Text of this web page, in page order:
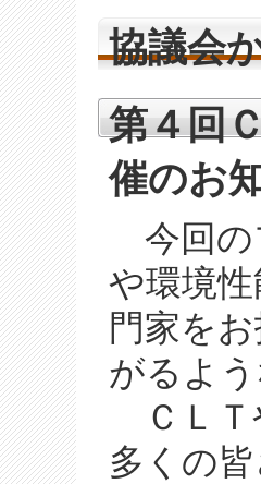
協議会
第４回
催のお
今回の
や環境
門家を
がるよ
ＣＬＴ
多くの